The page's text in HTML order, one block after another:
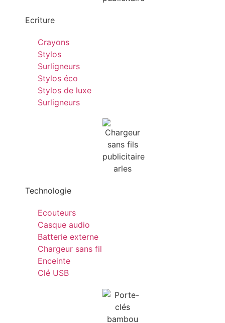
Ecriture
Crayons
Stylos
Surligneurs
Stylos éco
Stylos de luxe
Surligneurs
Technologie
Ecouteurs
Casque audio
Batterie externe
Chargeur sans fil
Enceinte
Clé USB